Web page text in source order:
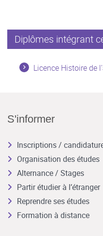
Diplômes intégrant
Licence Histoire de
S'informer
Inscriptions /
Organisation des études
Alternance / Stages
Partir étudier à l’étranger
Reprendre ses études
Formation à distance